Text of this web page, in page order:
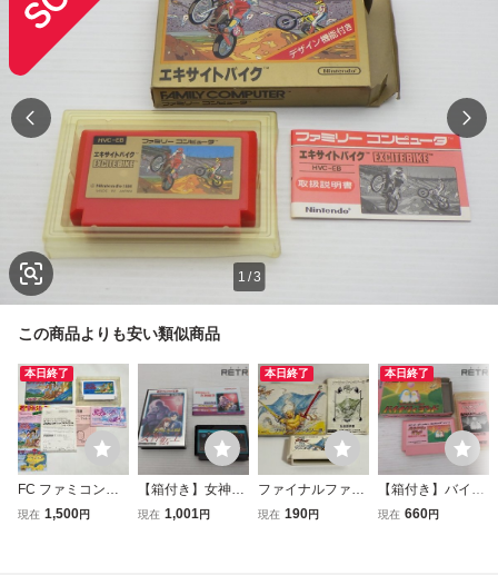
1 /3
この商品よりも安い類似商品
本日終了
FC ファミコン
リップルアイラン
現在 1,500円
【箱付き】女神転
生 ファミコン FC
現在 1,001円
本日終了
ファイナルファン
タジー3 任天
現在 190円
本日終了
【箱付き】バイナ
リィランド ファミ
現在 660円